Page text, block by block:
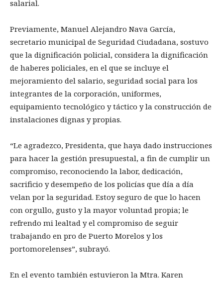
salarial.
Previamente, Manuel Alejandro Nava García,
secretario municipal de Seguridad Ciudadana, sostuvo
que la dignificación policial, considera la dignificación
de haberes policiales, en el que se incluye el
mejoramiento del salario, seguridad social para los
integrantes de la corporación, uniformes,
equipamiento tecnológico y táctico y la construcción de
instalaciones dignas y propias.
“Le agradezco, Presidenta, que haya dado instrucciones
para hacer la gestión presupuestal, a fin de cumplir un
compromiso, reconociendo la labor, dedicación,
sacrificio y desempeño de los policías que día a día
velan por la seguridad. Estoy seguro de que lo hacen
con orgullo, gusto y la mayor voluntad propia; le
refrendo mi lealtad y el compromiso de seguir
trabajando en pro de Puerto Morelos y los
portomorelenses”, subrayó.
En el evento también estuvieron la Mtra. Karen